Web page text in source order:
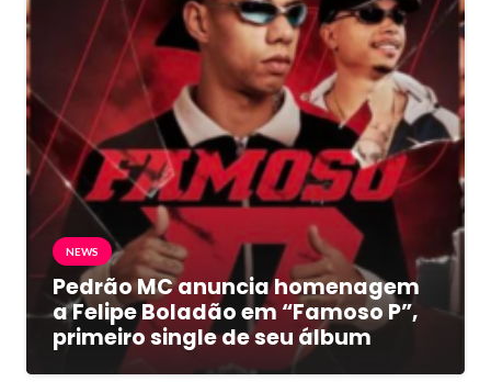
NEWS
Pedrão MC anuncia homenagem
a Felipe Boladão em “Famoso P”,
primeiro single de seu álbum